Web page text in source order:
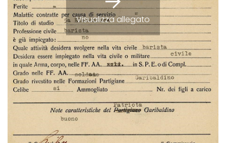
Visualizza allegato